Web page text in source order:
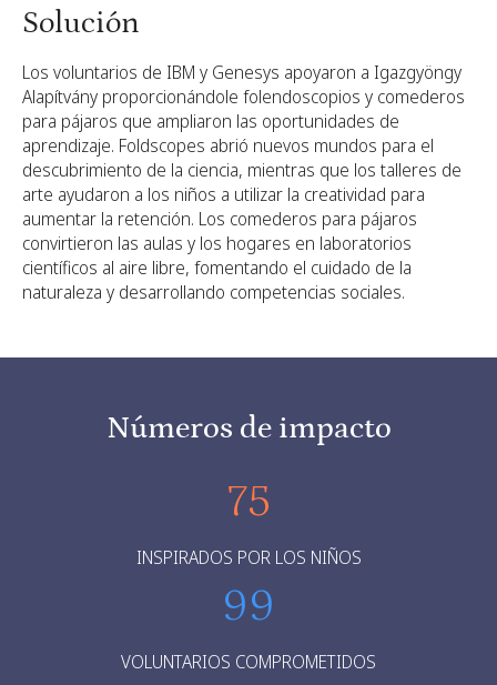
Solución
Los voluntarios de IBM y Genesys apoyaron a Igazgyöngy
Alapítvány proporcionándole folendoscopios y comederos
para pájaros que ampliaron las oportunidades de
aprendizaje. Foldscopes abrió nuevos mundos para el
descubrimiento de la ciencia, mientras que los talleres de
arte ayudaron a los niños a utilizar la creatividad para
aumentar la retención. Los comederos para pájaros
convirtieron las aulas y los hogares en laboratorios
científicos al aire libre, fomentando el cuidado de la
naturaleza y desarrollando competencias sociales.
Números de impacto
75
INSPIRADOS POR LOS NIÑOS
99
VOLUNTARIOS COMPROMETIDOS